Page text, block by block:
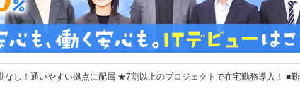
なし！通いやすい拠点に配属 ★7割以上のプロジェクトで在宅勤務導入！ ■勤